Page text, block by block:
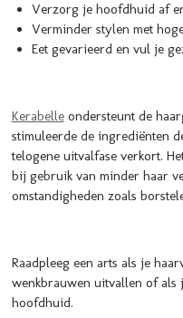
Verzorg je hoofdhuid af
Verminder stylen met
Eet gevarieerd en vul je
Kerabelleondersteunt de
stimuleerde de ingrediënten
telogene uitvalfase verkort.
bij gebruik van minder haar
omstandigheden zoals
Raadpleeg een arts als je
wenkbrauwen uitvallen of als
hoofdhuid.